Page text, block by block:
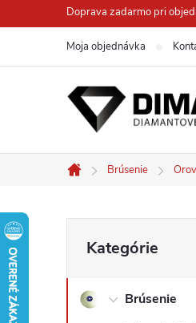
na
Doprava zadarmo pri
Moja objednávka
Domov
Brúsenie
o
kategórie
Kategórie
Brúsenie